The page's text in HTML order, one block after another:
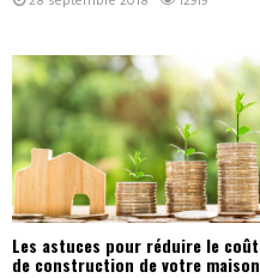
Les astuces pour réduire le coût
de construction de votre maison